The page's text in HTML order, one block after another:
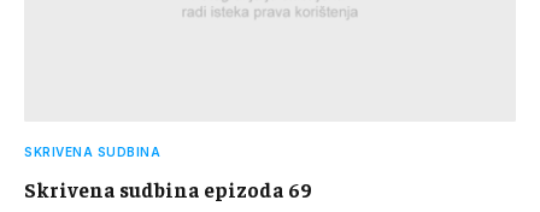
SKRIVENA SUDBINA
Skrivena sudbina epizoda 69